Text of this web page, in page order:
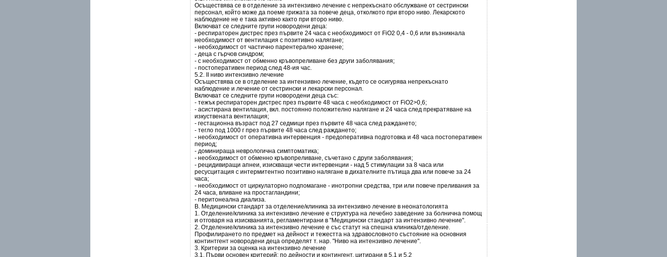
Осъществява се в отделение за интензивно лечение с непрекъснато обслужване от сестрински
персонал, който може да поеме грижата за повече деца, отколкото при второ ниво. Лекарското
наблюдение не е така активно както при второ ниво.
Включват се следните групи новородени деца:
- респираторен дистрес през първите 24 часа с необходимост от FiO2 0,4 - 0,6 или възникнала
необходимост от вентилация с позитивно налягане;
- необходимост от частично парентерално хранене;
- деца с гърчов синдром;
- с необходимост от обменно кръвопреливане без други заболявания;
- постоперативен период след 48-ия час.
5.2. II ниво интензивно лечение
Осъществява се в отделение за интензивно лечение, където се осигурява непрекъснато
наблюдение и лечение от сестрински и лекарски персонал.
Включват се следните групи новородени деца със:
- тежък респираторен дистрес през първите 48 часа с необходимост от FiO2>0,6;
- асистирана вентилация, вкл. постоянно положително налягане и 24 часа след прекратяване на
изкуствената вентилация;
- гестационна възраст под 27 седмици през първите 48 часа след раждането;
- тегло под 1000 г през първите 48 часа след раждането;
- необходимост от оперативна интервенция - предоперативна подготовка и 48 часа постоперативен
период;
- доминираща неврологична симптоматика;
- необходимост от обменно кръвопреливане, съчетано с други заболявания;
- рецидивиращи апнеи, изискващи чести интервенции - над 5 стимулации за 8 часа или
ресусцитация с интермитентно позитивно налягане в дихателните пътища два или повече за 24
часа;
- необходимост от циркулаторно подпомагане - инотропни средства, три или повече преливания за
24 часа, вливане на простагландини;
- перитонеална диализа.
В. Медицински стандарт за отделение/клиника за интензивно лечение в неонатологията
1. Отделение/клиника за интензивно лечение е структура на лечебно заведение за болнична помощ
и отговаря на изискванията, регламентирани в "Медицински стандарт за интензивно лечение".
2. Отделение/клиника за интензивно лечение е със статут на спешна клиника/отделение.
Профилирането по предмет на дейност и тежестта на здравословното състояние на основния
континтгент новородени деца определят т. нар. "Ниво на интензивно лечение".
3. Критерии за оценка на интензивно лечение
3.1. Първи основен критерий: по дейности и контингент, цитирани в 5.1 и 5.2